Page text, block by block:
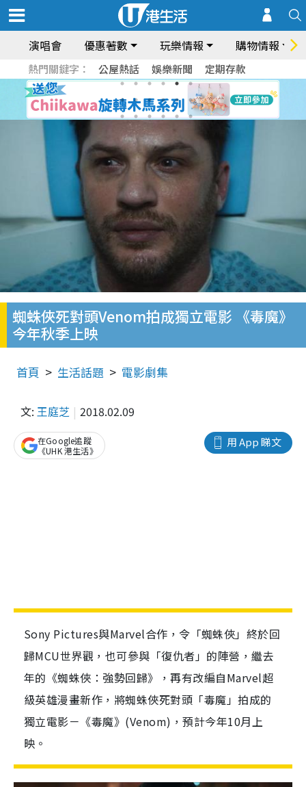
演唱會 優惠著數 玩樂情報 購物情報
熱門關鍵字： 公屋熱話 娛樂新聞 定期存款
蜘蛛俠死對頭Venom拍成獨立電影 《毒魔》
今年秋季上映
首頁 生活話題 電影劇集
文: 王庭芝 2018.02.09
用 App 睇文
在Google追蹤
《UHK 港生活》
Sony Pictures與Marvel合作，令「蜘蛛俠」終於回
歸MCU世界觀，也可參與「復仇者」的陣營，繼去
年的《蜘蛛俠：強勢回歸》，再有改編自Marvel超
級英雄漫畫新作，將蜘蛛俠死對頭「毒魔」拍成的
獨立電影－《毒魔》(Venom)，預計今年10月上
映。